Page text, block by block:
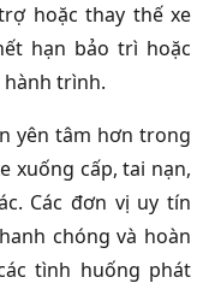
hoặc thay thế xe
hạn bảo trì hoặc
trình.
yên tâm hơn trong
xuống cấp, tai nạn,
Các đơn vị uy tín
chóng và hoàn
tình huống phát